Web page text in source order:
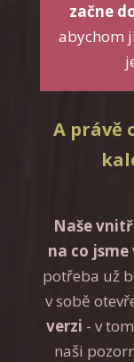
začne
abychom
A právě
Naše
na co
potřeba už
v sobě
verzi - v
naši